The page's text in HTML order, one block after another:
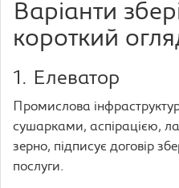
Варіанти
короткий
1. Елеватор
Промислова
сушарками, аспірацією,
зерно, підписує договір
послуги.